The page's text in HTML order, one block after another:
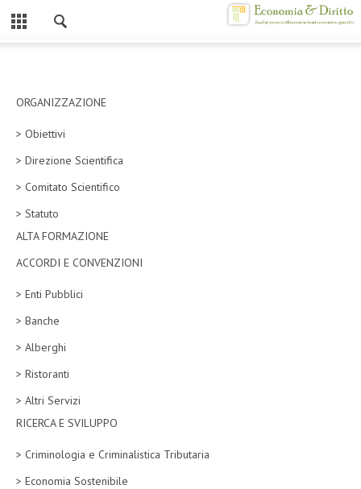
CHI SIAMO
MISSION
CONTATTI
ATTO COSTITUTIVO E STATUTO
ORGANIZZAZIONE
OBIETTIVI
DIREZIONE SCIENTIFICA
ALTA FORMAZIONE
ORGANIZZAZIONE
> Obiettivi
> Direzione Scientifica
> Comitato Scientifico
> Statuto
ALTA FORMAZIONE
ACCORDI E CONVENZIONI
> Enti Pubblici
> Banche
> Alberghi
> Ristoranti
> Altri Servizi
RICERCA E SVILUPPO
> Criminologia e Criminalistica Tributaria
> Economia Sostenibile